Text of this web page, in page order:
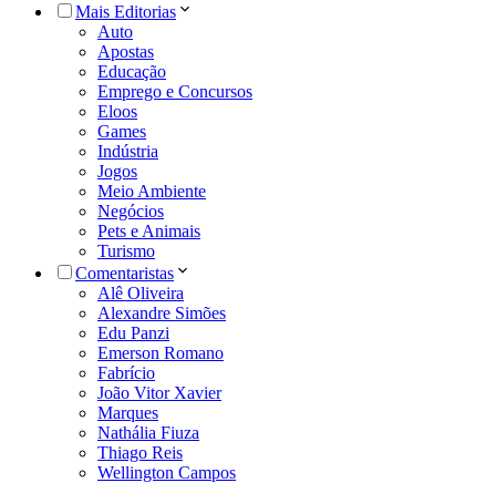
Mais Editorias
Auto
Apostas
Educação
Emprego e Concursos
Eloos
Games
Indústria
Jogos
Meio Ambiente
Negócios
Pets e Animais
Turismo
Comentaristas
Alê Oliveira
Alexandre Simões
Edu Panzi
Emerson Romano
Fabrício
João Vitor Xavier
Marques
Nathália Fiuza
Thiago Reis
Wellington Campos